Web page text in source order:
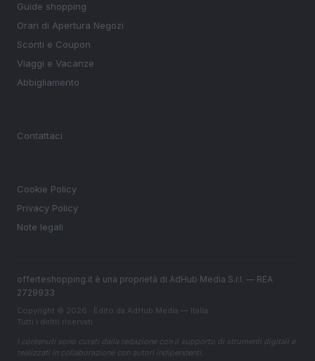
Guide shopping
Orari di Apertura Negozi
Sconti e Coupon
Viaggi e Vacanze
Abbigliamento
Contattaci
Cookie Policy
Privacy Policy
Note legali
offerteshopping.it è una proprietà di AdHub Media S.r.l. — REA
2729933
Copyright © 2026 · Edito da AdHub Media — Italia
Tutti i diritti riservati
I contenuti sono curati dalla redazione con il supporto di strumenti digitali e
realizzati in collaborazione con autori indipendenti.